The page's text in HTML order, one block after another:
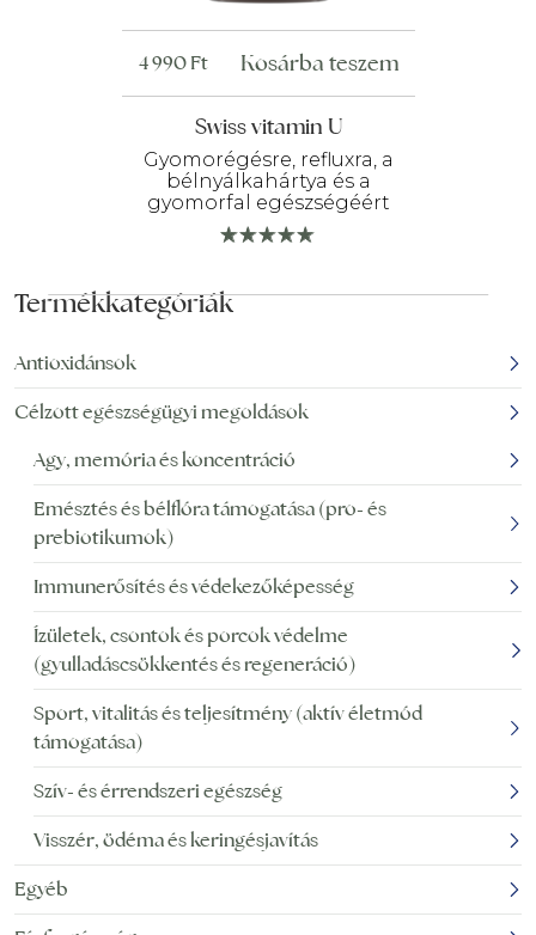
Swiss vitamin U
Gyomorégésre, refluxra, a
bélnyálkahártya és a
gyomorfal egészségéért
4 990Ft Kosárba teszem
Termékkategóriák
Antioxidánsok
Célzott egészségügyi megoldások
Agy, memória és koncentráció
Emésztés és bélflóra támogatása (pro- és
prebiotikumok)
Immunerősítés és védekezőképesség
Ízületek, csontok és porcok védelme
(gyulladáscsökkentés és regeneráció)
Sport, vitalitás és teljesítmény (aktív életmód
támogatása)
Szív- és érrendszeri egészség
Visszér, ödéma és keringésjavítás
Egyéb